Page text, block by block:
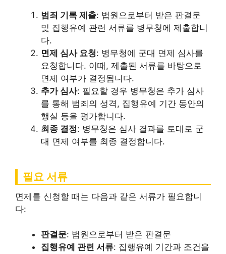
범죄 기록 제출: 법원으로부터 받은 판결문
및 집행유예 관련 서류를 병무청에 제출합니
다.
면제 심사 요청: 병무청에 군대 면제 심사를
요청합니다. 이때, 제출된 서류를 바탕으로
면제 여부가 결정됩니다.
추가 심사: 필요할 경우 병무청은 추가 심사
를 통해 범죄의 성격, 집행유예 기간 동안의
행실 등을 평가합니다.
최종 결정: 병무청은 심사 결과를 토대로 군
대 면제 여부를 최종 결정합니다.
필요 서류
면제를 신청할 때는 다음과 같은 서류가 필요합니
다:
판결문: 법원으로부터 받은 판결문
집행유예 관련 서류: 집행유예 기간과 조건을